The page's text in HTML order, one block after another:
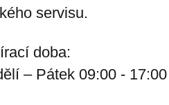
servisu.
doba:
– Pátek 09:00 - 17:00